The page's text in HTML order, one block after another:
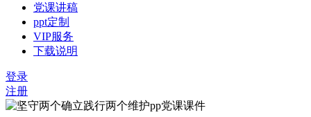
党课讲稿
ppt定制
VIP服务
下载说明
登录
注册